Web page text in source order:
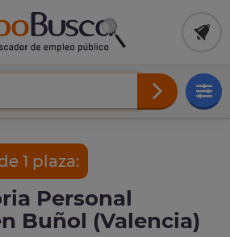
1 plaza:
Personal
Buñol (Valencia)